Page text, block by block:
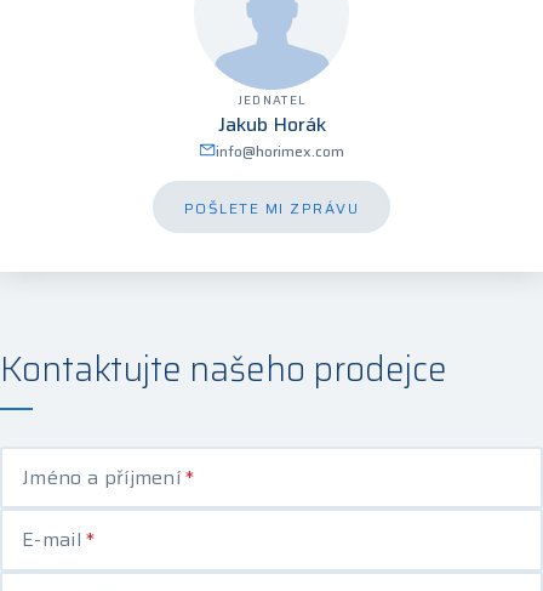
JEDNATEL
Jakub Horák
info@horimex.com
POŠLETE MI ZPRÁVU
Kontaktujte našeho prodejce
Jméno a příjmení*
E-mail*